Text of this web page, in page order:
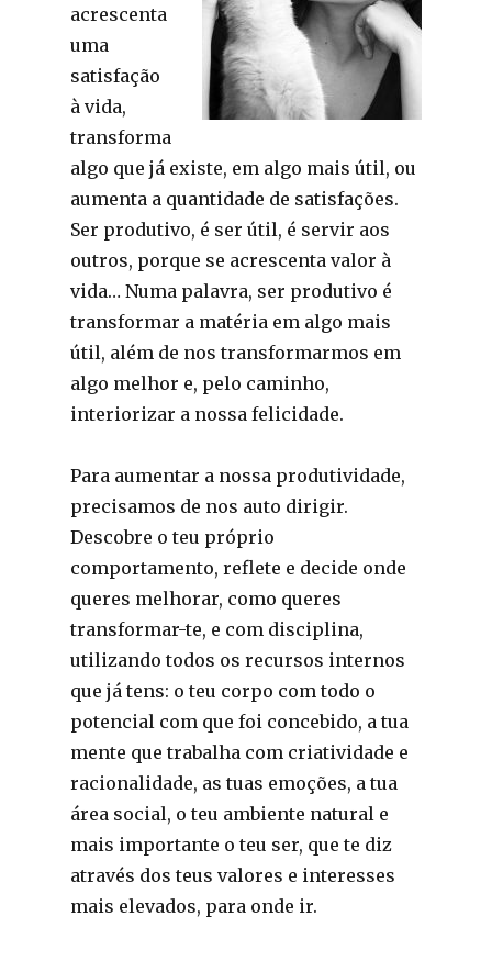
acrescenta
uma
satisfação
à vida,
transforma
algo que já existe, em algo mais útil, ou
aumenta a quantidade de satisfações.
Ser produtivo, é ser útil, é servir aos
outros, porque se acrescenta valor à
vida… Numa palavra, ser produtivo é
transformar a matéria em algo mais
útil, além de nos transformarmos em
algo melhor e, pelo caminho,
interiorizar a nossa felicidade.
Para aumentar a nossa produtividade,
precisamos de nos auto dirigir.
Descobre o teu próprio
comportamento, reflete e decide onde
queres melhorar, como queres
transformar-te, e com disciplina,
utilizando todos os recursos internos
que já tens: o teu corpo com todo o
potencial com que foi concebido, a tua
mente que trabalha com criatividade e
racionalidade, as tuas emoções, a tua
área social, o teu ambiente natural e
mais importante o teu ser, que te diz
através dos teus valores e interesses
mais elevados, para onde ir.